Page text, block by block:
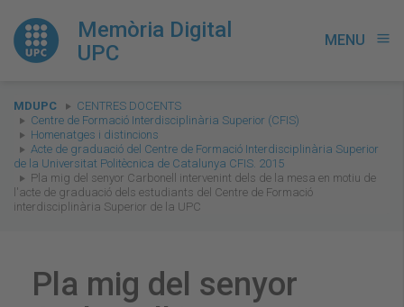
Memòria Digital
UPC
MENU menu
You
are
here:
MDUPC
CENTRES DOCENTS
Centre de Formació Interdisciplinària Superior (CFIS)
Homenatges i distincions
Acte de graduació del Centre de Formació Interdisciplinària Superior
de la Universitat Politècnica de Catalunya CFIS. 2015
Pla mig del senyor Carbonell intervenint dels de la mesa en motiu de
l'acte de graduació dels estudiants del Centre de Formació
interdisciplinària Superior de la UPC
Pla mig del senyor